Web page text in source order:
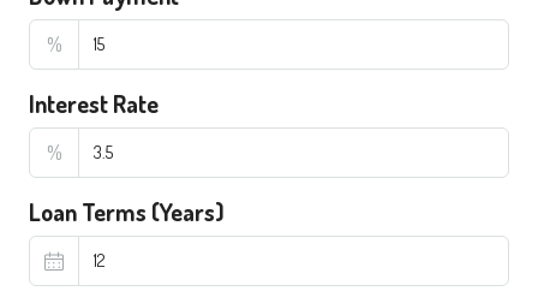
%
Interest Rate
%
Loan Terms (Years)